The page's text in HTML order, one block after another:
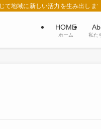
地域に新しい活力を生み出します
HOME
ホーム 私た